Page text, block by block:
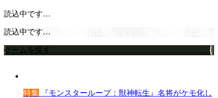
読込中です…
読込中です…
ゲームを探す
特集 『モンスターループ：獣神転生』名将がケモ化し